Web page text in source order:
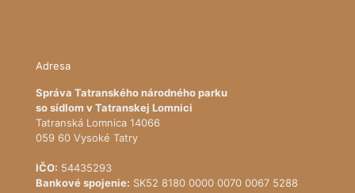
Adresa
Správa Tatranského národného parku
so sídlom v Tatranskej Lomnici
Tatranská Lomnica 14066
059 60 Vysoké Tatry
IČO: 54435293
Bankové spojenie: SK52 8180 0000 0070 0067 5288